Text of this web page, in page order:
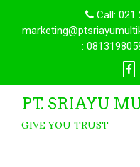
Call: 021
:
PT. SRIAYU
GIVE YOU TRUST